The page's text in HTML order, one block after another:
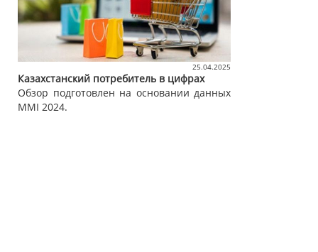
25.04.2025
Казахстанский потребитель в цифрах
Обзор подготовлен на основании данных
MMI 2024.